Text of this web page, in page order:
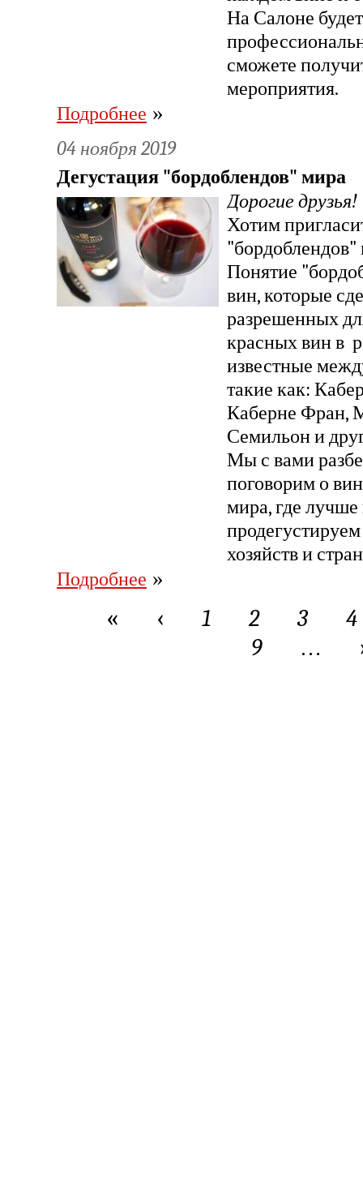
На Салоне
сможете
мероприятия.
Подробнее »
04 ноября 2019
Дегустация "бордоблендов" мира
Дорогие друзья!
Хотим
Понятие
вин, которые
разрешенных
красных вин в
известные
такие как:
Каберне Фран,
Семильон и
Мы с вами
поговорим о
мира, где лучше
хозяйств и
Подробнее »
Страницы
« ‹ 1 2 3
4
9
…